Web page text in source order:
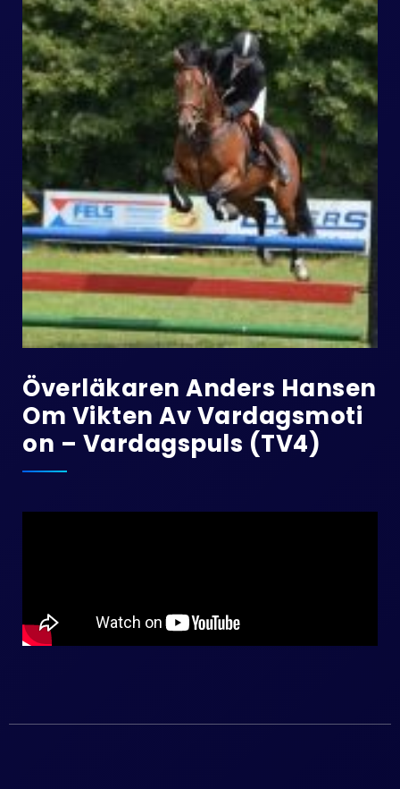
Överläkaren Anders Hansen
Om Vikten Av Vardagsmoti
On – Vardagspuls (TV4)